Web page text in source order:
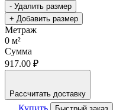
- Удалить размер
+ Добавить размер
Метраж
0 м²
Сумма
917.00 ₽
Рассчитать доставку
Купить